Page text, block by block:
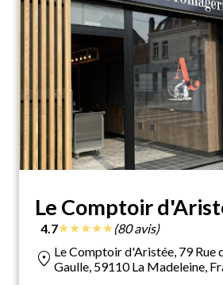
Le Comptoir
4.7★★★★★(80 avis)
location_on Le Comptoir d'Aristée, 79 Rue
Gaulle, 59110 La Madeleine,